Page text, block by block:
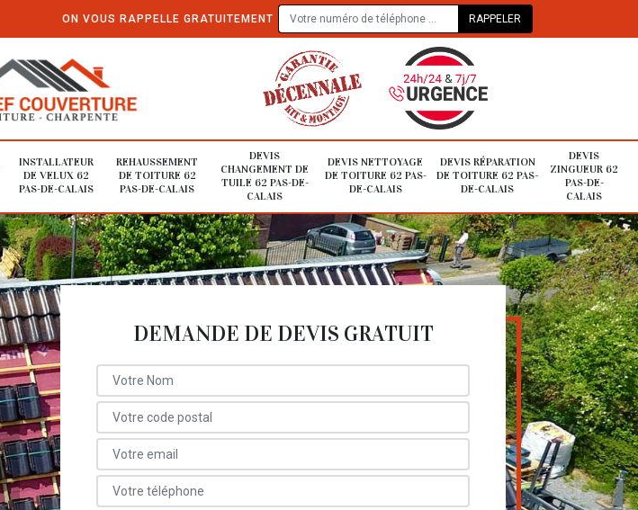
ON VOUS RAPPELLE GRATUITEMENT
INSTALLATEUR
DE VELUX 62
PAS-DE-CALAIS
REHAUSSEMENT
DE TOITURE 62
PAS-DE-CALAIS
DEVIS
CHANGEMENT DE
TUILE 62 PAS-DE-
CALAIS
DEVIS NETTOYAGE
DE TOITURE 62 PAS-
DE-CALAIS
DEVIS RÉPARATION
DE TOITURE 62 PAS-
DE-CALAIS
DEVIS
ZINGUEUR 62
PAS-DE-
CALAIS
DEMANDE DE DEVIS GRATUIT